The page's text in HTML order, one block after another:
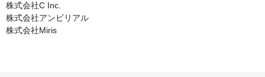
株式会社C Inc.
株式会社アンビリアル
株式会社Miris